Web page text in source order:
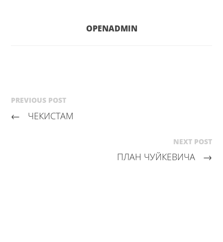
OPENADMIN
PREVIOUS POST
← ЧЕКИСТАМ
NEXT POST
ПЛАН ЧУЙКЕВИЧА →